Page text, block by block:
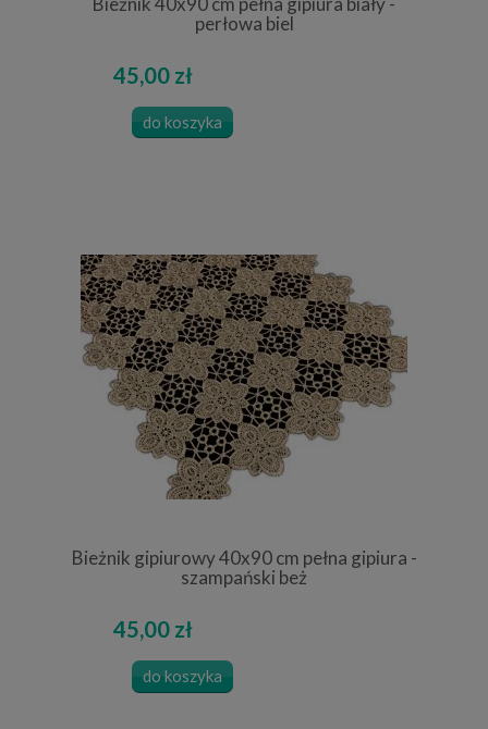
perłowa biel
45,00 zł
do koszyka
Bieżnik gipiurowy 40x90 cm pełna gipiura -
szampański beż
45,00 zł
do koszyka